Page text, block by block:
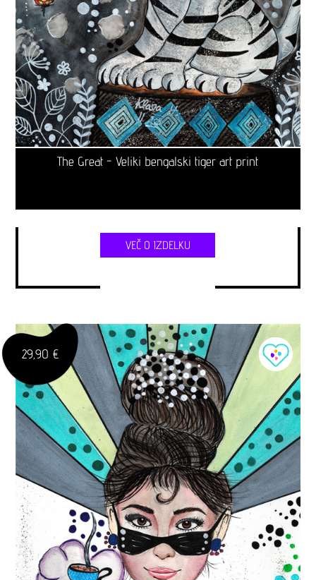
The Great - Veliki bengalski tiger art print
VEČ O IZDELKU
29,90 €